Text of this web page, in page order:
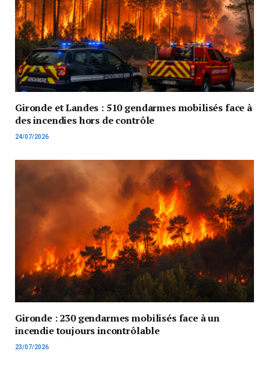
Gironde et Landes : 510 gendarmes mobilisés face à
des incendies hors de contrôle
24/07/2026
Gironde : 230 gendarmes mobilisés face à un
incendie toujours incontrôlable
23/07/2026